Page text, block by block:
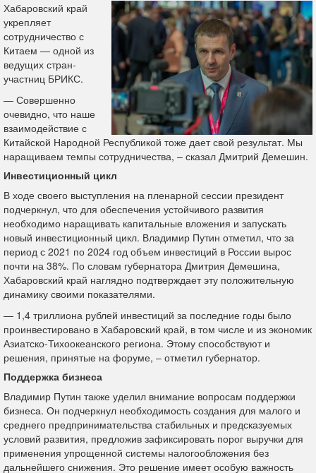
Хабаровский край
укрепляет
сотрудничество с
Китаем — одной из
ведущих стран-
участниц БРИКС.
— Совершенно
очевидно, что наше
взаимодействие с
Китайской Народной Республикой тоже дает свой результат. Мы
наращиваем темпы сотрудничества, – сказал Дмитрий Демешин.
Инвестиционный цикл
В ходе своего выступления на пленарной сессии президент
подчеркнул, что для обеспечения устойчивого развития
необходимо наращивать капитальные вложения и запускать
новый инвестиционный цикл. Владимир Путин отметил, что за
период с 2021 по 2024 год объем инвестиций в России вырос
почти на 38%. По словам губернатора Дмитрия Демешина,
Хабаровский край наглядно подтверждает эту положительную
динамику своими показателями.
— 1,4 триллиона рублей инвестиций за последние годы было
проинвестировано в Хабаровский край, в том числе и из экономик
Азиатско-Тихоокеанского региона. Этому способствуют и
решения, принятые на форуме, – отметил губернатор.
Поддержка бизнеса
Владимир Путин также уделил внимание вопросам поддержки
бизнеса. Он подчеркнул необходимость создания для малого и
среднего предпринимательства стабильных и предсказуемых
условий развития, предложив зафиксировать порог выручки для
применения упрощенной системы налогообложения без
дальнейшего снижения. Это решение имеет особую важность